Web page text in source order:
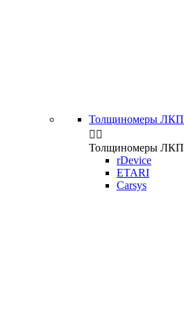
Толщиномеры ЛКП
 
Толщиномеры ЛКП
rDevice
ETARI
Carsys